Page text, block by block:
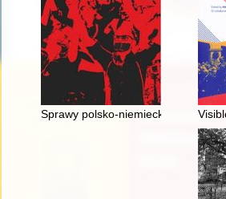
Sprawy polsko-niemieckie wokół